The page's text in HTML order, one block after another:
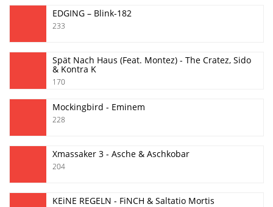
EDGING – Blink-182
233
Spät Nach Haus (Feat. Montez) - The Cratez, Sido
& Kontra K
170
Mockingbird - Eminem
228
Xmassaker 3 - Asche & Aschkobar
204
KEiNE REGELN - FiNCH & Saltatio Mortis